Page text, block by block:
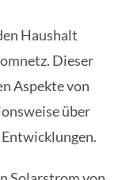
Haushalt
Dieser
Aspekte von
über